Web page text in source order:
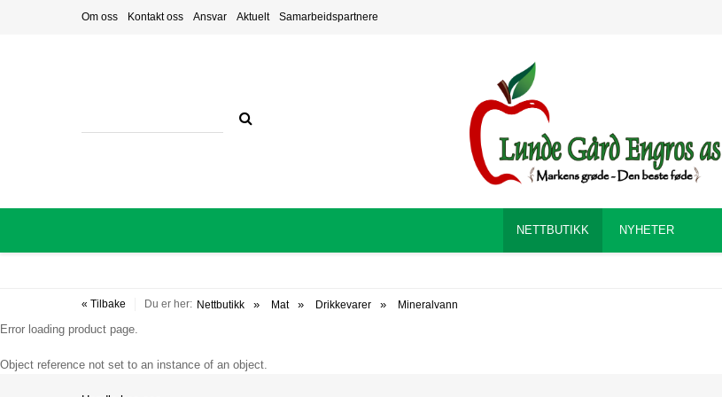
Om oss Kontakt oss Ansvar Aktuelt Samarbeidspartnere
NETTBUTIKK NYHETER
« Tilbake Du er her: Nettbutikk Mat Drikkevarer Mineralvann
Error loading product page.
Object reference not set to an instance of an object.